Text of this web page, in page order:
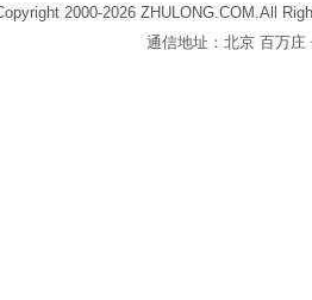
2000-2026 ZHULONG.COM.All
通信地址：北京 百万